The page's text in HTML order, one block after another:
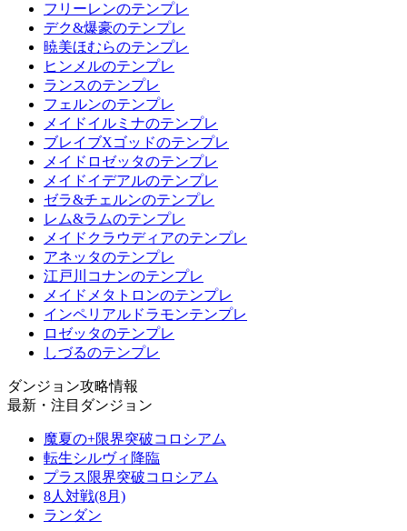
フリーレンのテンプレ
デク&爆豪のテンプレ
暁美ほむらのテンプレ
ヒンメルのテンプレ
ランスのテンプレ
フェルンのテンプレ
メイドイルミナのテンプレ
ブレイブXゴッドのテンプレ
メイドロゼッタのテンプレ
メイドイデアルのテンプレ
ゼラ&チェルンのテンプレ
レム&ラムのテンプレ
メイドクラウディアのテンプレ
アネッタのテンプレ
江戸川コナンのテンプレ
メイドメタトロンのテンプレ
インペリアルドラモンテンプレ
ロゼッタのテンプレ
しづるのテンプレ
ダンジョン攻略情報
最新・注目ダンジョン
魔夏の+限界突破コロシアム
転生シルヴィ降臨
プラス限界突破コロシアム
8人対戦(8月)
ランダン